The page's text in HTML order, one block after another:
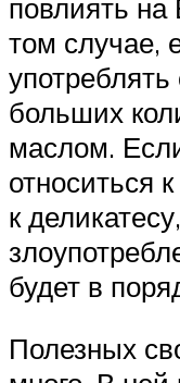
повлиять на
том случае,
больших
маслом.
относиться
к
будет в
Полезных